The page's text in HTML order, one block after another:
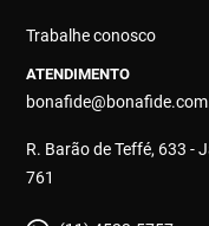
Trabalhe conosco
ATENDIMENTO
R. Barão de Teffé, 633 -
761